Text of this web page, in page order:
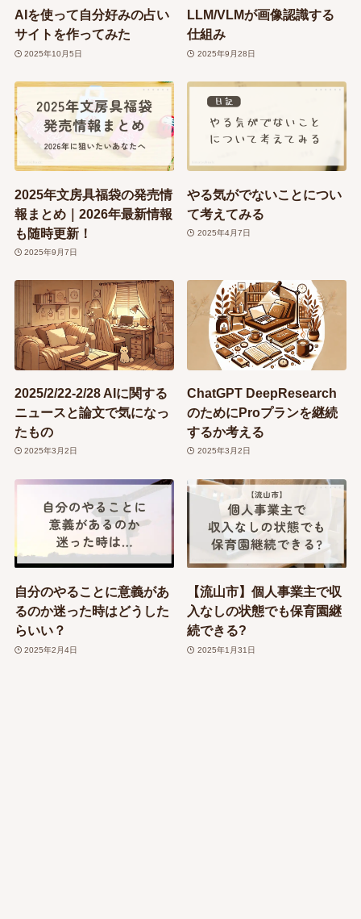
AIを使って自分好みの占い
サイトを作ってみた
2025年10月5日
LLM/VLMが画像認識する
仕組み
2025年9月28日
2025年文房具福袋の発売情
報まとめ｜2026年最新情報
も随時更新！
2025年9月7日
やる気がでないことについ
て考えてみる
2025年4月7日
2025/2/22-2/28 AIに関する
ニュースと論文で気になっ
たもの
2025年3月2日
ChatGPT DeepResearch
のためにProプランを継続
するか考える
2025年3月2日
自分のやることに意義があ
るのか迷った時はどうした
らいい？
2025年2月4日
【流山市】個人事業主で収
入なしの状態でも保育園継
続できる?
2025年1月31日